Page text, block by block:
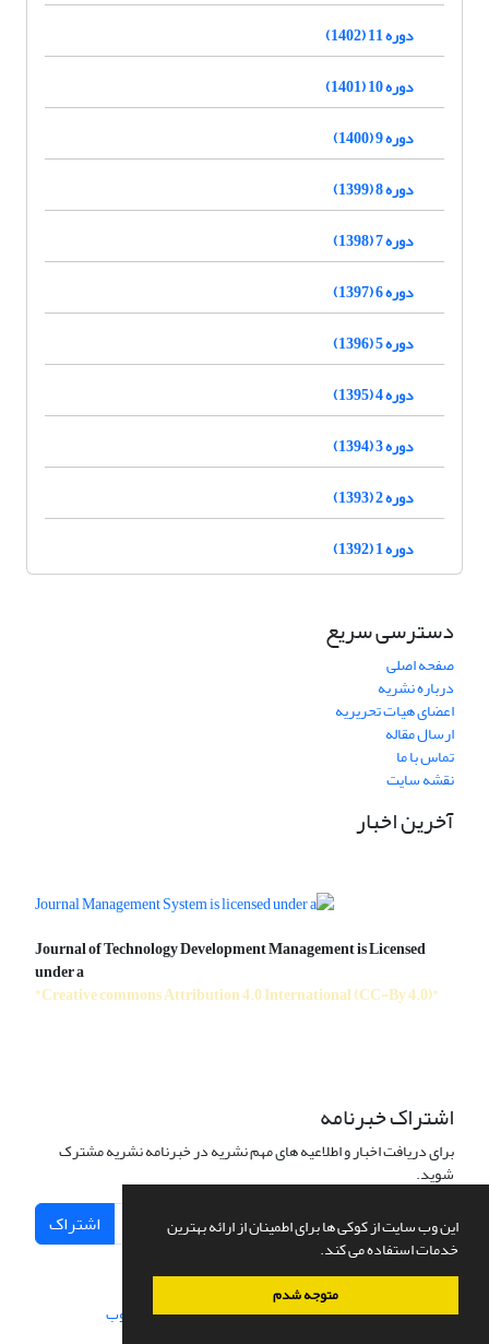
این وب سایت از کوکی ها برای اطمینان از ارائه بهترین
خدمات استفاده می کند.
متوجه شدم
دوره 11 (1402)
دوره 10 (1401)
دوره 9 (1400)
دوره 8 (1399)
دوره 7 (1398)
دوره 6 (1397)
دوره 5 (1396)
دوره 4 (1395)
دوره 3 (1394)
دوره 2 (1393)
دوره 1 (1392)
دسترسی سریع
صفحه اصلی
درباره نشریه
اعضای هیات تحریریه
ارسال مقاله
تماس با ما
نقشه سایت
آخرین اخبار
Journal of Technology Development Management is Licensed
under a
"Creative commons Attribution 4.0 International (CC-By 4.0)"
اشتراک خبرنامه
برای دریافت اخبار و اطلاعیه های مهم نشریه در خبرنامه نشریه مشترک
شوید.
اشتراک
سامانه مدیریت نشریات علمی.طراحی و پیاده سازی از سیناوب